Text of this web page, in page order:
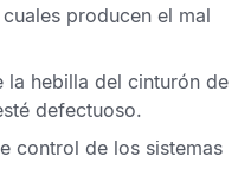
producen el mal
la hebilla del cinturón de
defectuoso.
control de los sistemas